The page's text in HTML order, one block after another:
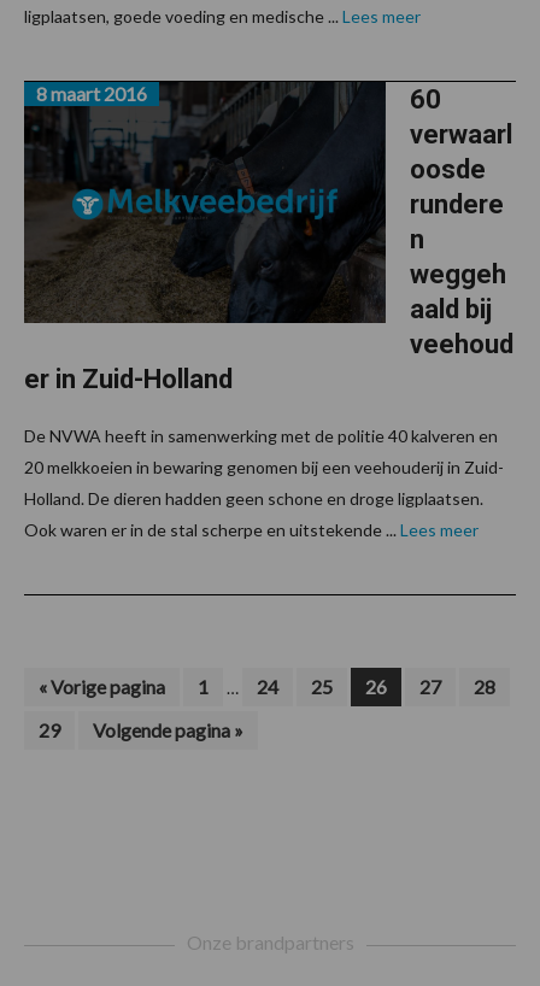
ligplaatsen, goede voeding en medische ... Lees meer
60
verwaarl
oosde
rundere
n
weggeh
aald bij
veehoud
er in Zuid-Holland
8 maart 2016
De NVWA heeft in samenwerking met de politie 40 kalveren en
20 melkkoeien in bewaring genomen bij een veehouderij in Zuid-
Holland. De dieren hadden geen schone en droge ligplaatsen.
Ook waren er in de stal scherpe en uitstekende ... Lees meer
«Ga
Vorige pagina Pagina
1
Interim
zijn
… Pagina
24 Pagina
25 Pagina
26 Pagina
27 Pagina
28
Pagina
29
Ga
naar
Volgende pagina »
Onze brandpartners